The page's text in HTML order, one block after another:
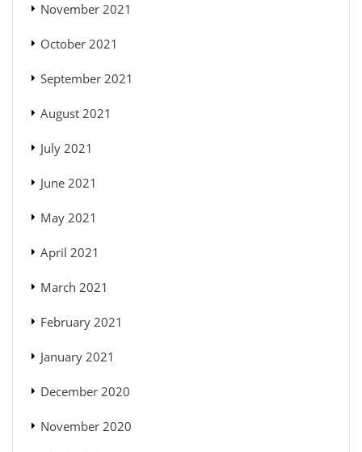
November 2021
October 2021
September 2021
August 2021
July 2021
June 2021
May 2021
April 2021
March 2021
February 2021
January 2021
December 2020
November 2020